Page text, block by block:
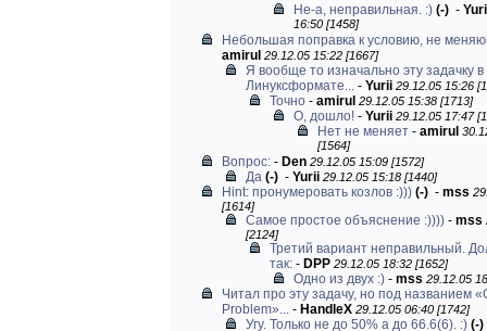
Не-а, неправильная. :) (-) -
16:50 [1458]
Небольшая поправка к условию, не
amirul 29.12.05 15:22 [1667]
Я вообще то изначально эту задачку в
Линуксформате... - Yurii 29.12.05 15:26
Точно - amirul 29.12.05 15:38 [1713]
О, дошло! - Yurii 29.12.05 17:47
Нет не меняет - amirul
[1564]
Вопрос: - Den 29.12.05 15:09 [1572]
Да (-) - Yurii 29.12.05 15:18 [1440]
Hint: пронумеровать козлов :))) (-) - mss
[1614]
Самое простое объяснение :)))) - mss
[2124]
Третий вариант неправильный.
так: - DPP 29.12.05 18:32 [1652]
Одно из двух :) - mss 29.12.05
Читал про эту задачу, но под названием
Problem»... - HandleX 29.12.05 06:40 [1742]
Угу. Только не до 50% а до 66.6(6). :) (-)